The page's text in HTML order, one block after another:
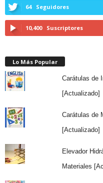
64 Seguidores
10,400 Suscriptores
Lo Más Popular
Carátulas de
[Actualizado]
Carátulas de
[Actualizado]
Elevador
Materiales